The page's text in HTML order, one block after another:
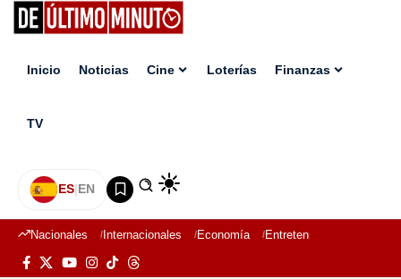
Inicio Noticias Cine Loterías Finanzas
TV
ES|EN
Nacionales Internacionales Economía Entretenimiento